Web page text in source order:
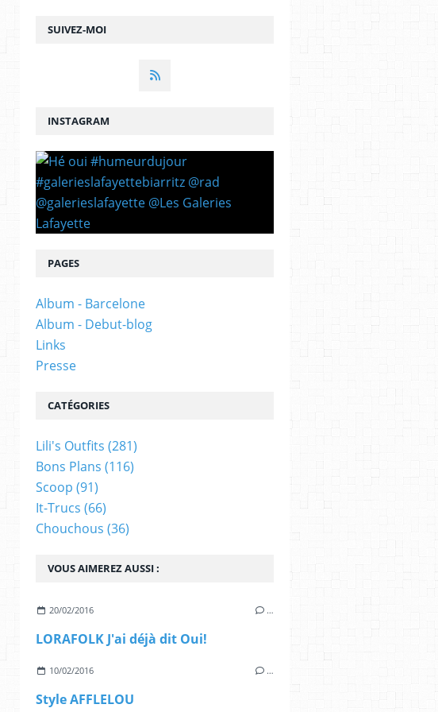
SUIVEZ-MOI
VOUS AIMEREZ AUSSI :
20/02/2016 …
LORAFOLK J'ai déjà dit Oui!
10/02/2016 …
Style AFFLELOU
INSTAGRAM
PAGES
Album - Barcelone
Album - Debut-blog
Links
Presse
CATÉGORIES
Lili's Outfits (281)
Bons Plans (116)
Scoop (91)
It-Trucs (66)
Chouchous (36)